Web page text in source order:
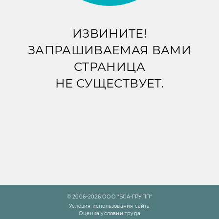
ИЗВИНИТЕ!
ЗАПРАШИВАЕМАЯ ВАМИ
СТРАНИЦА
НЕ СУЩЕСТВУЕТ.
© 2006–2026 ООО "БСА-ГРУПП"
Условия использования сайта
Оценка условий труда